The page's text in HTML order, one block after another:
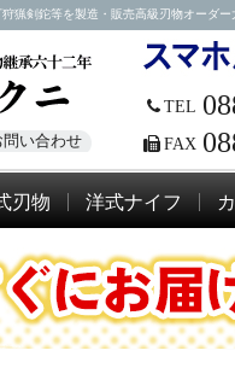
猟剣鉈等を製造・販売高級刃物オーダ
問い合わせ
TEL
FAX
刃物 洋式ナイフ